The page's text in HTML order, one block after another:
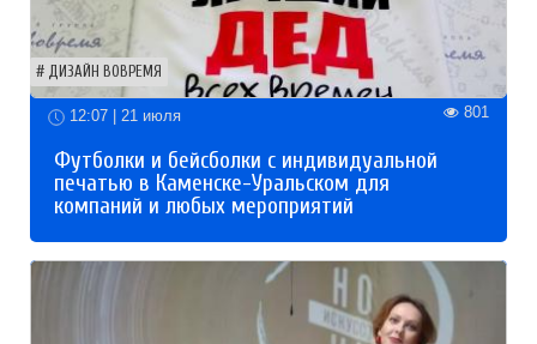
ДИЗАЙН ВОВРЕМЯ
12:07 | 21 июля 801
Футболки и бейсболки с индивидуальной
печатью в Каменске-Уральском для
компаний и любых мероприятий